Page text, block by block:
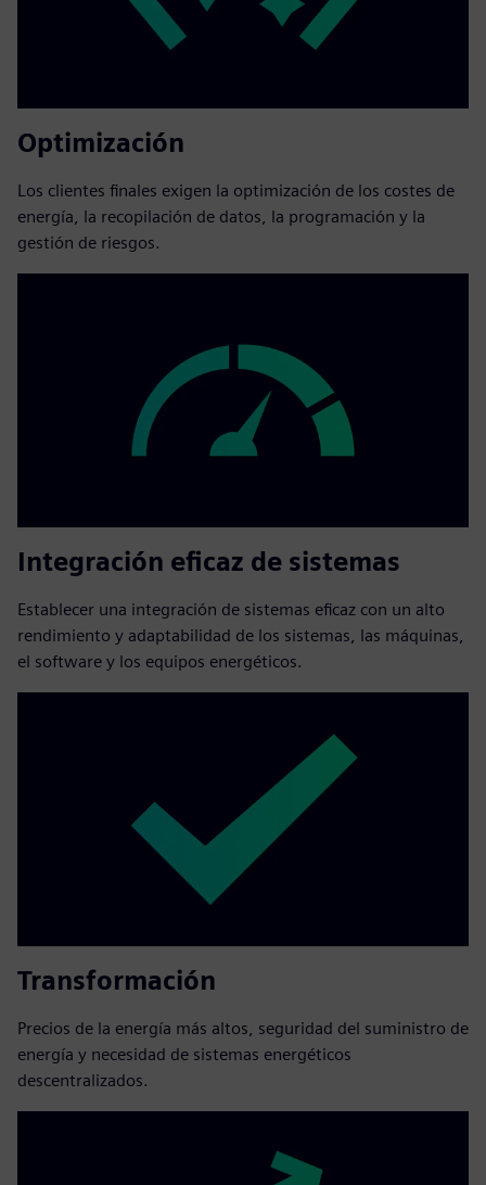
Optimización
Los clientes finales exigen la optimización de los costes de
energía, la recopilación de datos, la programación y la
gestión de riesgos.
Integración eficaz de sistemas
Establecer una integración de sistemas eficaz con un alto
rendimiento y adaptabilidad de los sistemas, las máquinas,
el software y los equipos energéticos.
Transformación
Precios de la energía más altos, seguridad del suministro de
energía y necesidad de sistemas energéticos
descentralizados.